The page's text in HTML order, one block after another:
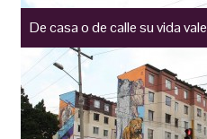
De casa o de calle su vida vale